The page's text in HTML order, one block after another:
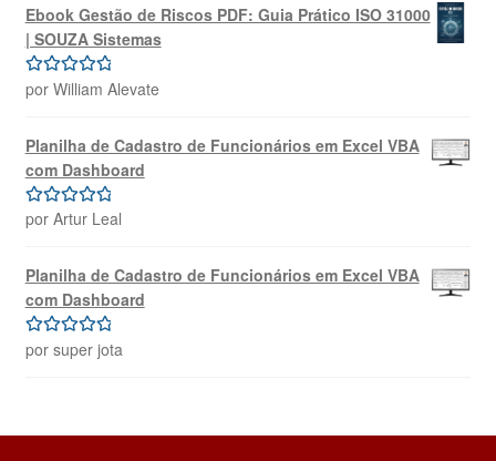
Ebook Gestão de Riscos PDF: Guia Prático ISO 31000
| SOUZA Sistemas
Avaliação5
por William Alevate
Planilha de Cadastro de Funcionários em Excel VBA
com Dashboard
Avaliação 5
por Artur Leal
Planilha de Cadastro de Funcionários em Excel VBA
com Dashboard
Avaliação5
por super jota